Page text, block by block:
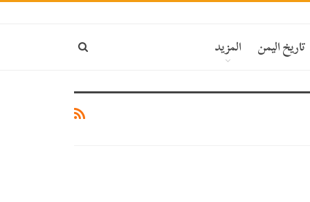
تاريخ اليمن المزيد